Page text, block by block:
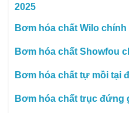
2025
Bơm hóa chất Wilo
Bơm hóa chất Showfou
Bơm hóa chất tự mồi tại
Bơm hóa chất trục đứng